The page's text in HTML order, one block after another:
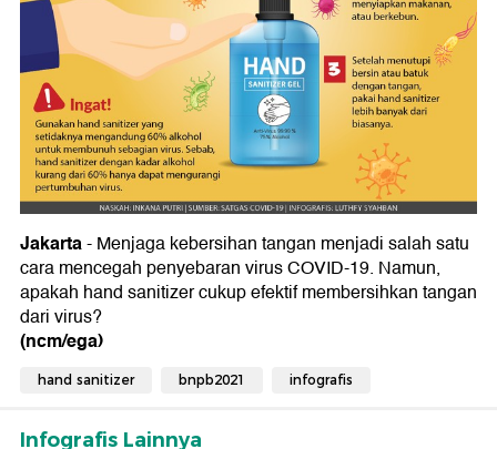
Jakarta- Menjaga kebersihan tangan menjadi salah satu
cara mencegah penyebaran virus COVID-19. Namun,
apakah hand sanitizer cukup efektif membersihkan tangan
dari virus?
(ncm/ega)
hand sanitizer bnpb2021 infografis
Infografis Lainnya